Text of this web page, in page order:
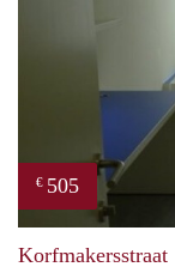
€ 505
Korfmakersstraat